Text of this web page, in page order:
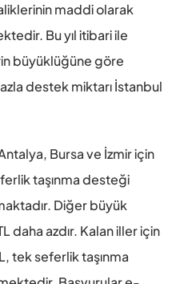
maddi olarak
Bu yıl itibari ile
büyüklüğüne göre
destek miktarı İstanbul
Bursa ve İzmir için
taşınma desteği
Diğer büyük
daha azdır. Kalan iller için
tek seferlik taşınma